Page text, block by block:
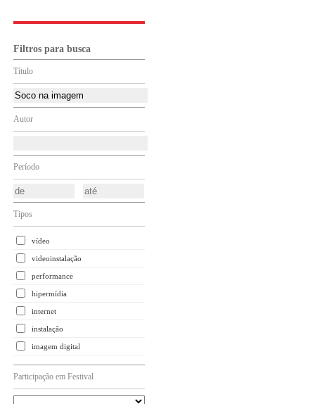
Filtros para busca
Título
Autor
Período
Tipos
vídeo
videoinstalação
performance
hipermídia
internet
instalação
imagem digital
Participação em Festival